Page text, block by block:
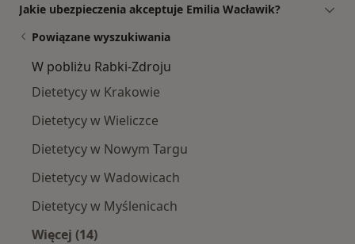
Jakie ubezpieczenia akceptuje Emilia Wacławik?
Powiązane wyszukiwania
W pobliżu Rabki-Zdroju
Dietetycy w Krakowie
Dietetycy w Wieliczce
Dietetycy w Nowym Targu
Dietetycy w Wadowicach
Dietetycy w Myślenicach
Więcej (14)